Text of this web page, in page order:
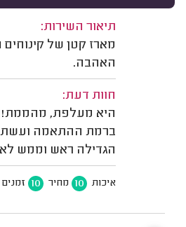
תיאור השירות:
מארז קטן של קינוחים
האהבה.
חוות דעת:
היא מעלפת,
ברמת ההתאמה
הגדילה ראש וממש לא
איכות 10 מחיר 10 זמנים